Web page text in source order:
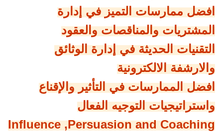
افضل ممارسات التميز في إدارة
المشتريات والمناقصات والعقود
التقنيات الحديثة في إدارة الوثائق
والارشفة الالكترونية
افضل الممارسات في التأثير والإقناع
واستراتيجيات التوجيه الفعال
Influence ,Persuasion and Coaching